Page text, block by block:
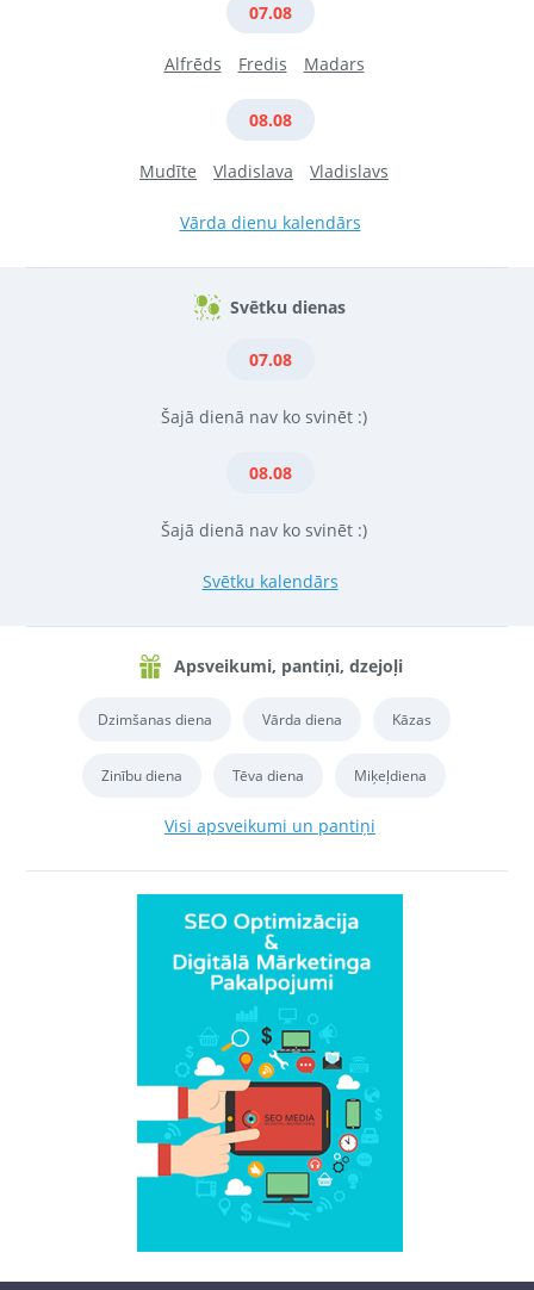
07.08
Alfrēds Fredis Madars
08.08
Mudīte Vladislava Vladislavs
Vārda dienu kalendārs
Svētku dienas
07.08
Šajā dienā nav ko svinēt :)
08.08
Šajā dienā nav ko svinēt :)
Svētku kalendārs
Apsveikumi, pantiņi, dzejoļi
Dzimšanas diena Vārda diena Kāzas
Zinību diena Tēva diena Miķeļdiena
Visi apsveikumi un pantiņi